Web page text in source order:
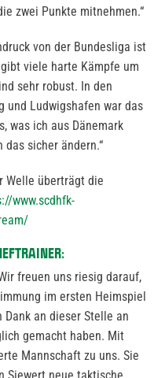
zwei Punkte mitnehmen.“
von der Bundesliga ist
viele harte Kämpfe um
sehr robust. In den
und Ludwigshafen war das
was ich aus Dänemark
sicher ändern.“
Welle überträgt die
www.scdhfk-
freuen uns riesig darauf,
im ersten Heimspiel
an dieser Stelle an
gemacht haben. Mit
Mannschaft zu uns. Sie